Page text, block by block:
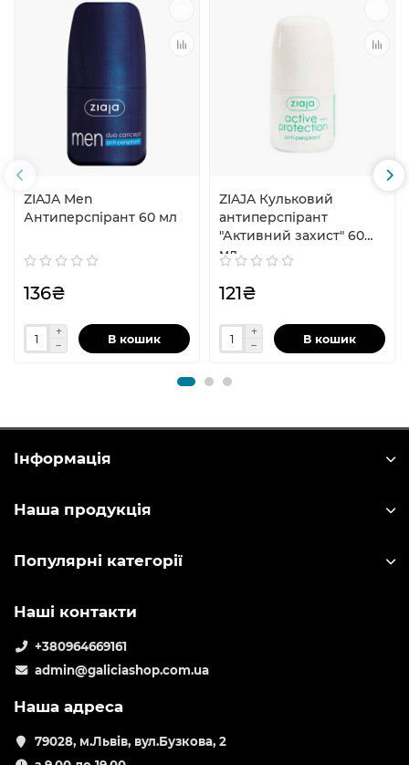
ZIAJA Men
Антиперспірант 60 мл
136₴
В кошик
ZIAJA Кульковий
антиперспірант
"Активний захист" 60
мл
121₴
В кошик
Інформація
Наша продукція
Популярні категорії
Наші контакти
+380964669161
admin@galiciashop.com.ua
Наша адреса
79028, м.Львів, вул.Бузкова, 2